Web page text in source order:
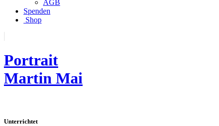
AGB
Spenden
Shop
Portrait
Martin Mai
Unterrichtet